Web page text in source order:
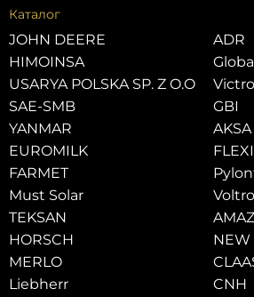
Каталог
JOHN DEERE
HIMOINSA
USARYA POLSKA SP. Z O.O
SAE-SMB
YANMAR
EUROMILK
FARMET
Must Solar
TEKSAN
HORSCH
MERLO
Liebherr
ADR
GBI
AKSA
NEW
CNH